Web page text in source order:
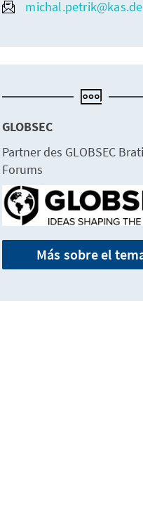
michal.petrik@kas.de
GLOBSEC
Partner des GLOBSEC
Forums
Más sobre el